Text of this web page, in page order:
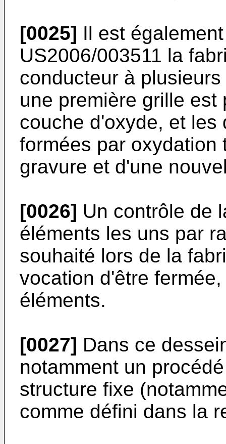
[0025] Il est
US2006/003511 la
conducteur à
une première grille
couche d'oxyde, et
formées par oxydation
gravure et d'une
[0026] Un contrôle de
éléments les uns par
souhaité lors de la
vocation d'être
éléments.
[0027] Dans ce
notamment un
structure fixe
comme défini dans la